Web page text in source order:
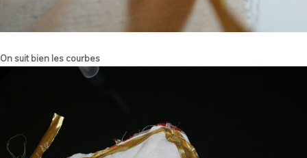
On suit bien les courbes